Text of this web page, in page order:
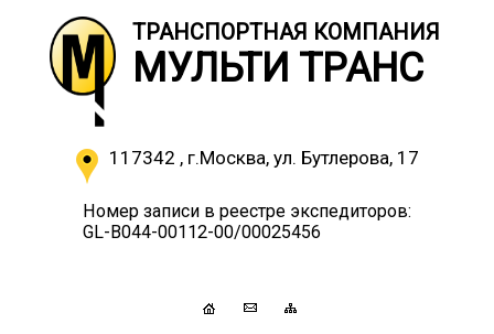
ТРАНСПОРТНАЯ КОМПАНИЯ
МУЛЬТИ ТРАНС
117342 , г.Москва, ул. Бутлерова, 17
Номер записи в реестре экспедиторов:
GL-B044-00112-00/00025456